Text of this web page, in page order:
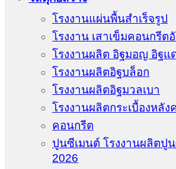
โรงงานแผ่นพื้นสำเร็จรูป
โรงงาน เสาเข็มคอนกรีต
โรงงานผลิต อิฐมอญ อิฐแ
โรงงานผลิตอิฐบล็อก
โรงงานผลิตอิฐมวลเบา
โรงงานผลิตกระเบื้องหลัง
คอนกรีต
ปูนซีเมนต์ โรงงานผลิตปู
2026